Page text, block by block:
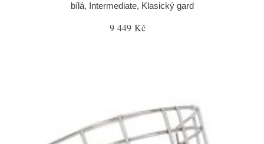
bílá, Intermediate, Klasický gard
9 449 Kč